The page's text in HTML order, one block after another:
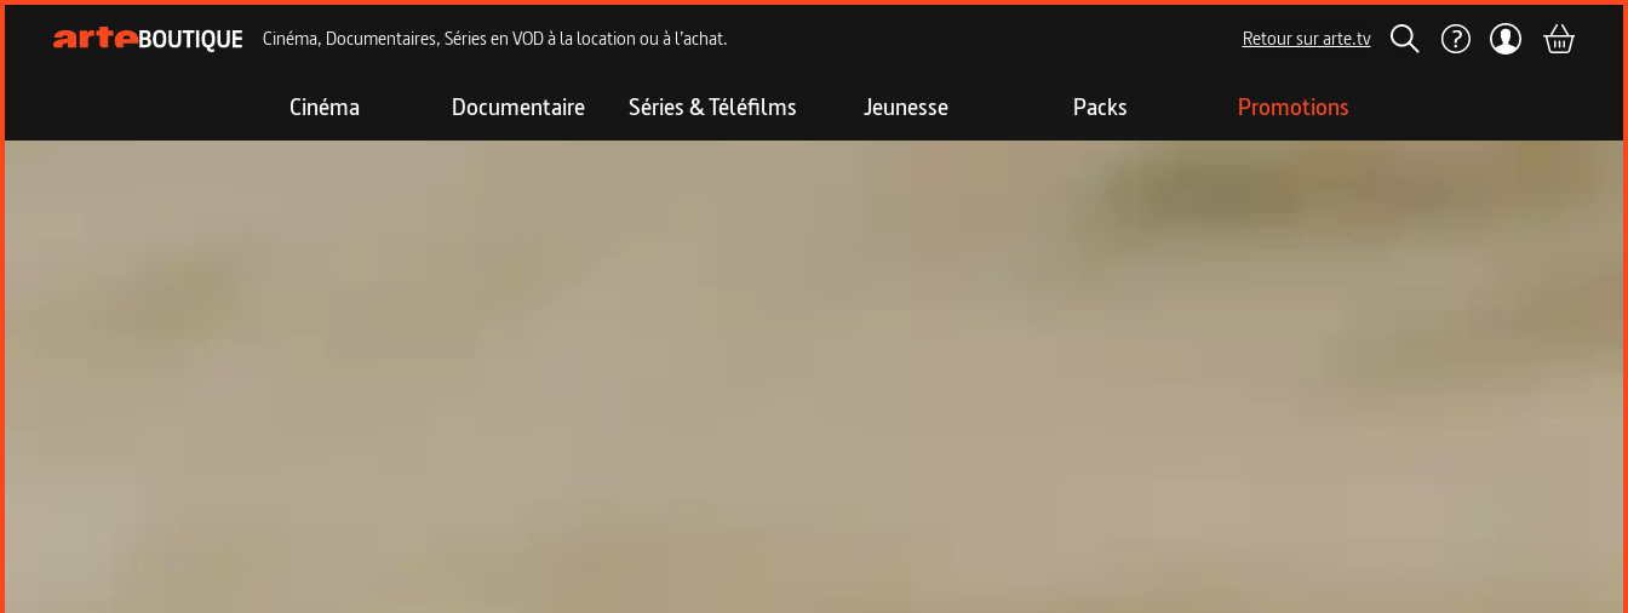
Cinéma, Documentaires, Séries en VOD à la location ou à l’achat. Retour sur arte.tv
Cinéma Documentaire Séries & Téléfilms Jeunesse Packs Promotions